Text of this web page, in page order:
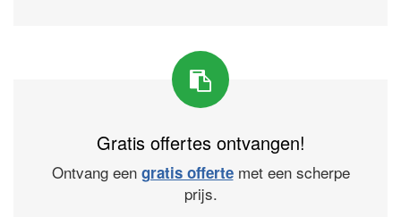
Gratis offertes ontvangen!
Ontvang een gratis offertemet een scherpe
prijs.